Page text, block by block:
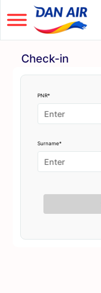
Check-in
PNR*
Surname*